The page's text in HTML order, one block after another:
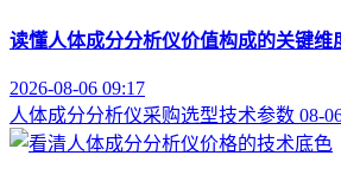
读懂人体成分分析仪价值构成的关键维
2026-08-06 09:17
人体成分分析仪采购选型技术参数 08-